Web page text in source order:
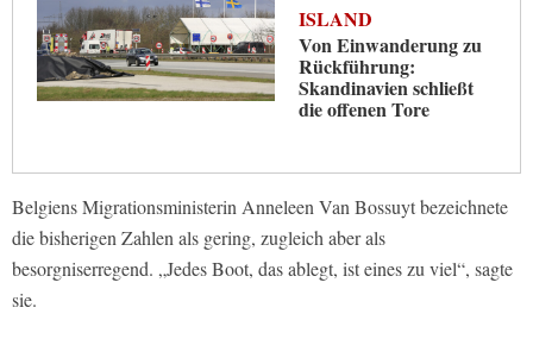
ISLAND
Von Einwanderung zu
Rückführung:
Skandinavien schließt
die offenen Tore
Belgiens Migrationsministerin Anneleen Van Bossuyt bezeichnete
die bisherigen Zahlen als gering, zugleich aber als
besorgniserregend. „Jedes Boot, das ablegt, ist eines zu viel“, sagte
sie.